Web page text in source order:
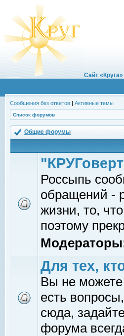
Сайт «Круга»
Сообщения без ответов | Активные темы
Список форумов
Общие форумы
Россыпь
обращений -
жизни, то,
поэтому
Для тех,
Вы не
есть
сюда,
форума